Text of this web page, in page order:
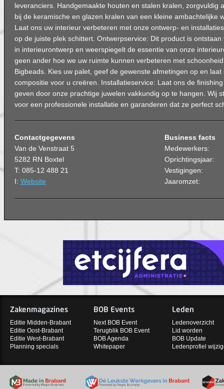
leveranciers. Handgemaakte houten en stalen kralen, zorgvuldig
bij de keramische en glazen kralen van een kleine ambachtelijke
Laat ons uw interieur verbeteren met onze ontwerp- en
op de juiste plek schittert. Ontwerpservice: Dit product is
in interieurontwerp en weerspiegelt de essentie van onze
geen ander hoe we uw ruimte kunnen verbeteren met
Bigbeads. Kies uw palet, geef de gewenste afmetingen op en
compositie voor u creëren. Installatieservice: Laat ons de
geven door onze prachtige juwelen vakkundig op te hangen. Wij
voor een professionele installatie en garanderen dat ze perfect
Contactgegevens
Van de Venstraat 5
5282 RN Boxtel
T: 085-12 488 21
I: Website
Business facts
Medewerkers:
Oprichtingsjaar:
Vestigingen:
Jaaromzet:
Zakenmagazines
Editie Midden-Brabant
Editie Oost-Brabant
Editie West-Brabant
Planning specials
BOB Events
Next BOB Event
Terugblik BOB Event
BOB Agenda
Whitepaper
Leden
Ledenoverzicht
Lid worden
BOB Update
Ledenprofiel